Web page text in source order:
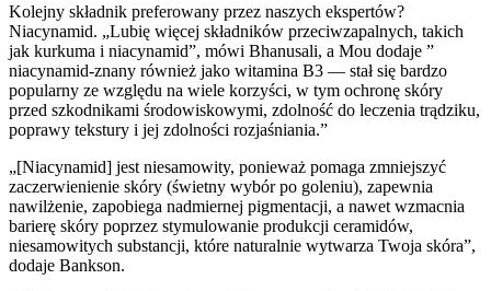
Kolejny składnik preferowany przez naszych ekspertów?
Niacynamid. „Lubię więcej składników przeciwzapalnych, takich
jak kurkuma i niacynamid”, mówi Bhanusali, a Mou dodaje ”
niacynamid-znany również jako witamina B3 — stał się bardzo
popularny ze względu na wiele korzyści, w tym ochronę skóry
przed szkodnikami środowiskowymi, zdolność do leczenia trądziku,
poprawy tekstury i jej zdolności rozjaśniania.”
„[Niacynamid] jest niesamowity, ponieważ pomaga zmniejszyć
zaczerwienienie skóry (świetny wybór po goleniu), zapewnia
nawilżenie, zapobiega nadmiernej pigmentacji, a nawet wzmacnia
barierę skóry poprzez stymulowanie produkcji ceramidów,
niesamowitych substancji, które naturalnie wytwarza Twoja skóra”,
dodaje Bankson.